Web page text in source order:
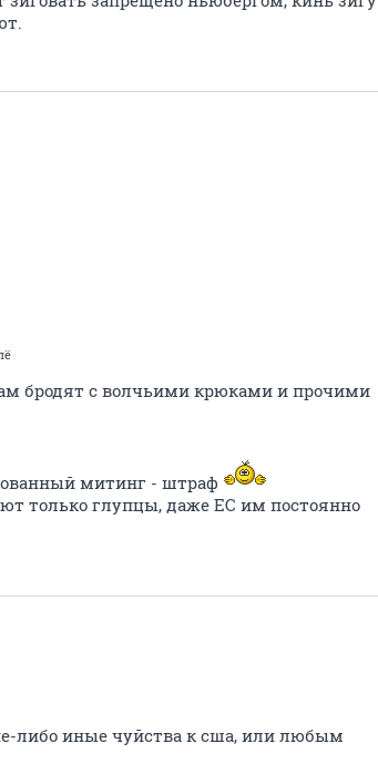
бродят с волчьими крюками и прочими
митинг - штраф
только глупцы, даже ЕС им постоянно
либо иные чуйства к сша, или любым